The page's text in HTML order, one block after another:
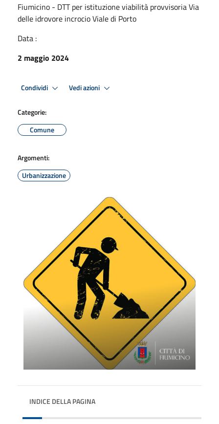
Fiumicino - DTT per istituzione viabilità provvisoria Via
delle idrovore incrocio Viale di Porto
Data :
2 maggio 2024
Condividi Vedi azioni
Categorie:
Comune
Argomenti:
Urbanizzazione
INDICE DELLA PAGINA